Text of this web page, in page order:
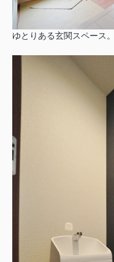
ゆとりある玄関スペース。